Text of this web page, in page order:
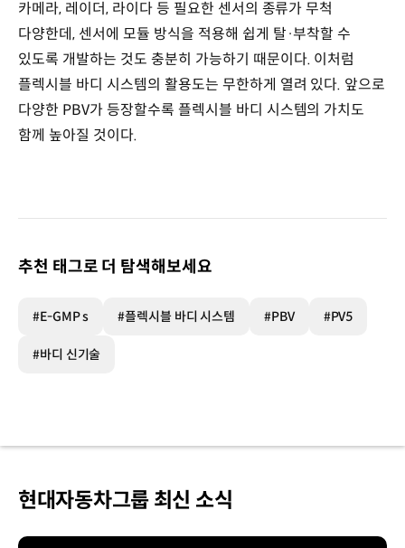
카메라, 레이더, 라이다 등 필요한 센서의 종류가 무척
다양한데, 센서에 모듈 방식을 적용해 쉽게 탈·부착할 수
있도록 개발하는 것도 충분히 가능하기 때문이다. 이처럼
플렉시블 바디 시스템의 활용도는 무한하게 열려 있다. 앞으로
다양한 PBV가 등장할수록 플렉시블 바디 시스템의 가치도
함께 높아질 것이다.
추천 태그로 더 탐색해보세요
#E-GMP s #플렉시블 바디 시스템 #PBV #PV5
#바디 신기술
현대자동차그룹 최신 소식